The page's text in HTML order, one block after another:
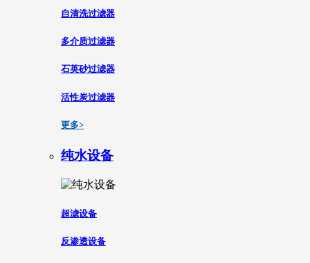
自清洗过滤器
多介质过滤器
石英砂过滤器
活性炭过滤器
更多>
纯水设备
超滤设备
反渗透设备